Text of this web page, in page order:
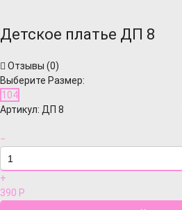
Детское платье ДП 8
Отзывы (0)
Выберите Размер:
104
Артикул: ДП 8
−
+
390 Р